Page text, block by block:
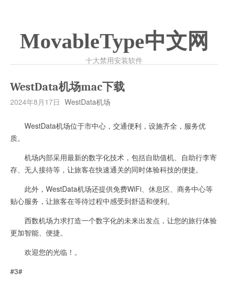
MovableType中文网
十大禁用安装软件
WestData机场mac下载
2024年8月17日 WestData机场
WestData机场位于市中心，交通便利，设施齐全，服务优
质。
机场内部采用最新的数字化技术，包括自助值机、自助行李寄
存、无人接待等，让旅客在快速通关的同时体验科技的便捷。
此外，WestData机场还提供免费WiFi、休息区、商务中心等
贴心服务，让旅客在等待过程中感受到舒适和便利。
西数机场力求打造一个数字化的未来出发点，让您的旅行体验
更加智能、便捷。
欢迎您的光临！。
#3#